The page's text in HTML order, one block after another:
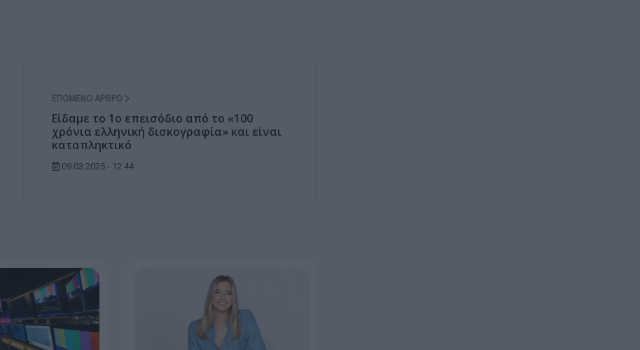
ΕΠΌΜΕΝΟ ΆΡΘΡΟ
Είδαμε το 1ο επεισόδιο από το «100
χρόνια ελληνική δισκογραφία» και είναι
καταπληκτικό
09.03.2025 - 12:44